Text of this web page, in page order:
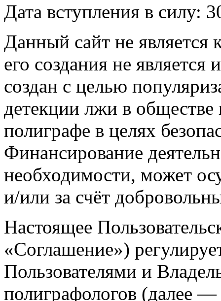
Дата вступления в силу:
Данный сайт не
его создания не
создан с целью
детекции лжи в
полиграфе в целях
Финансирование
необходимости, может
и/или за счёт
Настоящее
«Соглашение»)
Пользователями и
полиграфологов (далее